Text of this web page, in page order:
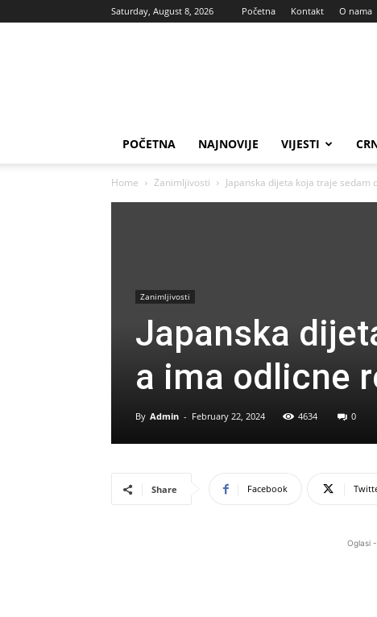
Saturday, August 8, 2026 Početna Kontakt O nama
POČETNA NAJNOVIJE VIJESTI
Home Zanimljivosti Japanska dijeta koja traje sedam
Zanimljivosti
Japanska
a ima odlicne
By Admin - February 22, 2024 4634 0
Share Facebook
Oglasi